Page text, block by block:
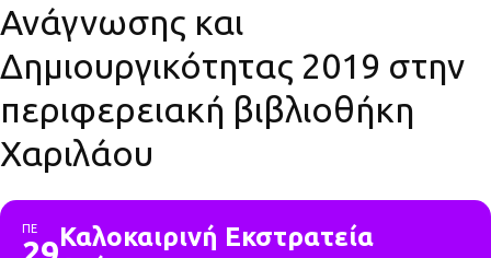
Ανάγνωσης και
Δημιουργικότητας 2019 στην
περιφερειακή βιβλιοθήκη
Χαριλάου
ΠΕ
Καλοκαιρινή Εκστρατεία